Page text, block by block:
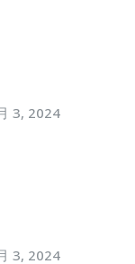
3, 2024
3, 2024